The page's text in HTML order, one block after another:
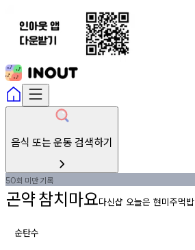
음식 또는 운동 검색하기
50회 미만기록
곤약참치마요다신샵 오늘은 현미주먹밥
순탄수